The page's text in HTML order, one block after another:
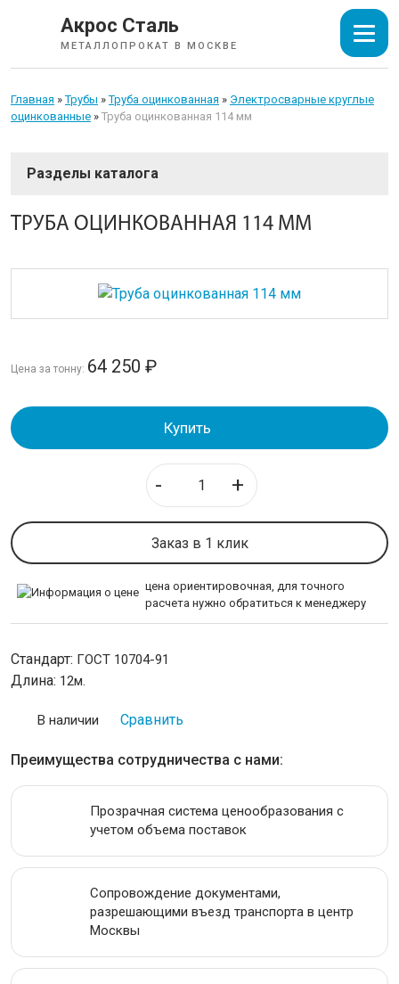
Акрос Сталь
МЕТАЛЛОПРОКАТ В МОСКВЕ
Главная »Трубы »Труба оцинкованная » Электросварные круглые
оцинкованные » Труба оцинкованная 114 мм
СОРТОВОЙ ПРОКАТ
Трубы электросварные круглые
Трубы стальные водогазопроводные
Трубы холоднодеформированные
Труба оцинкованная
ИЗОЛЯЦИЯ СТАЛЬНЫХ ТРУБ
ЛИСТОВОЙ ПРОКАТ
ТРУБОПРОВОДНАЯ АРМАТУРА
НЕРЖАВЕЙКА
ПРОВОЛОКА
ТРУБА ОЦИНКОВАННАЯ 114 ММ
Цена за тонну: 64 250 ₽
Купить
- +
Заказ в 1 клик
цена ориентировочная, для точного
расчета нужно обратиться к менеджеру
Стандарт: ГОСТ 10704-91
Длина: 12м.
В наличии Сравнить
Преимущества сотрудничества с нами:
Прозрачная система ценообразования с
учетом объема поставок
Сопровождение документами,
разрешающими въезд транспорта в центр
Москвы